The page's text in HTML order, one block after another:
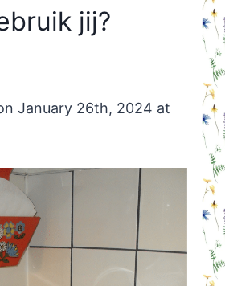
jij?
January 26th, 2024 at